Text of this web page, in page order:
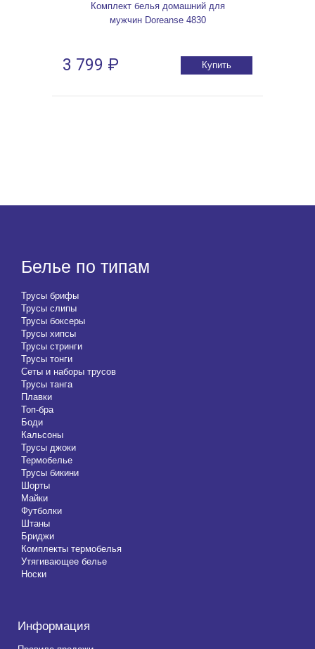
Комплект белья домашний для
мужчин Doreanse 4830
3 799 ₽ Купить
Белье по типам
Трусы брифы
Трусы слипы
Трусы боксеры
Трусы хипсы
Трусы стринги
Трусы тонги
Сеты и наборы трусов
Трусы танга
Плавки
Топ-бра
Боди
Кальсоны
Трусы джоки
Термобелье
Трусы бикини
Шорты
Майки
Футболки
Штаны
Бриджи
Комплекты термобелья
Утягивающее белье
Носки
Информация